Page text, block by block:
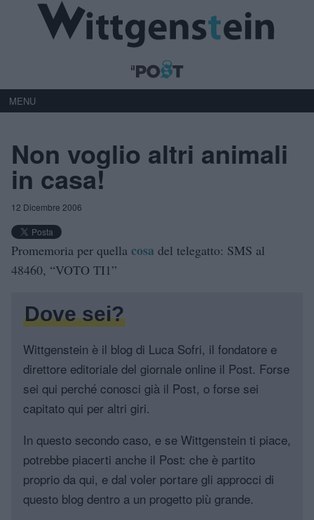
MENU
Non voglio altri animali
in casa!
12 Dicembre 2006
Promemoria per quella cosa del telegatto: SMS al
48460, “VOTO TI1”
Dove sei?
Wittgenstein è il blog di Luca Sofri, il fondatore e
direttore editoriale del giornale online il Post. Forse
sei qui perché conosci già il Post, o forse sei
capitato qui per altri giri.
In questo secondo caso, e se Wittgenstein ti piace,
potrebbe piacerti anche il Post: che è partito
proprio da qui, e dal voler portare gli approcci di
questo blog dentro a un progetto più grande.